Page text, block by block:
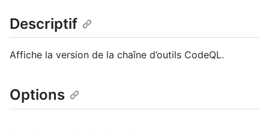
Descriptif
Affiche la version de la chaîne d’outils CodeQL.
Options